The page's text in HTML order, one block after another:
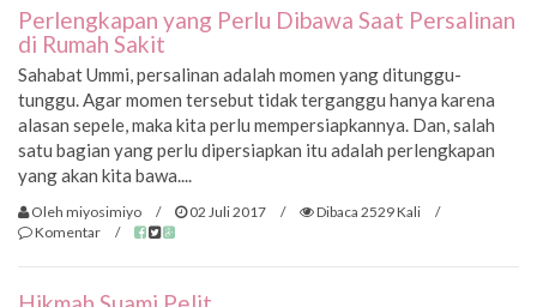
Perlengkapan yang Perlu Dibawa Saat Persalinan
di Rumah Sakit
Sahabat Ummi, persalinan adalah momen yang ditunggu-
tunggu. Agar momen tersebut tidak terganggu hanya karena
alasan sepele, maka kita perlu mempersiapkannya. Dan, salah
satu bagian yang perlu dipersiapkan itu adalah perlengkapan
yang akan kita bawa....
Oleh miyosimiyo / 02 Juli 2017 / Dibaca 2529 Kali
/
Komentar
/